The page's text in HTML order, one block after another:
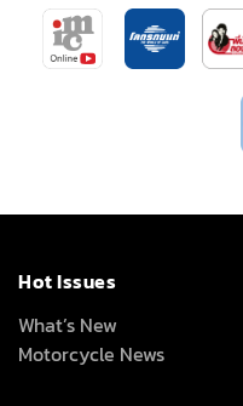
Hot Issues
What’s New
Motorcycle News